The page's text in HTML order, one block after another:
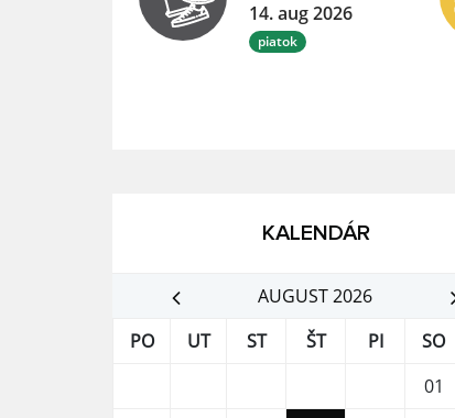
14. aug 2026
piatok
KALENDÁR
AUGUST 2026
PO
UT ST ŠT PI SO
01